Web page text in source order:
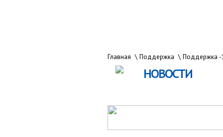
НОВОСТИ
Главная \ Поддержка \ Поддержка -